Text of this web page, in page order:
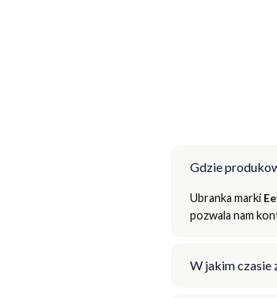
Gdzie
Ubranka marki
pozwala nam
W jakim czasie